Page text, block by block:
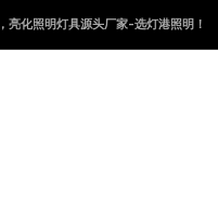
亮化照明灯具源头厂家-选灯港照明！